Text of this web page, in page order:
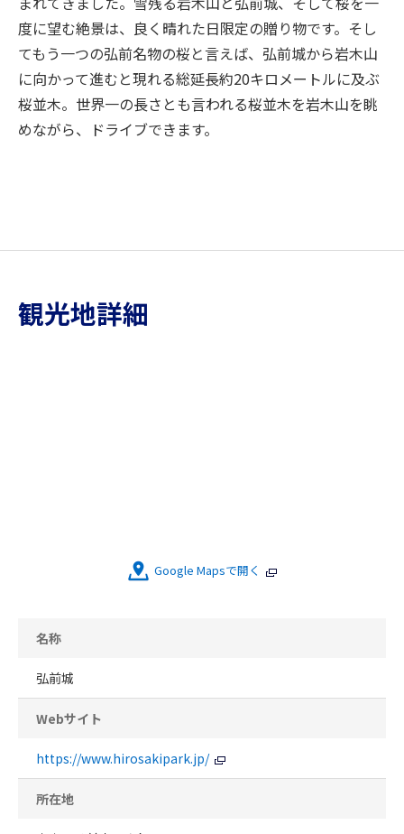
度に望む絶景は、良く晴れた日限定の贈り物です。そし
てもう一つの弘前名物の桜と言えば、弘前城から岩木山
に向かって進むと現れる総延長約20キロメートルに及ぶ
桜並木。世界一の長さとも言われる桜並木を岩木山を眺
めながら、ドライブできます。
観光地詳細
Google Mapsで開く
名称
弘前城
Webサイト
https://www.hirosakipark.jp/
所在地